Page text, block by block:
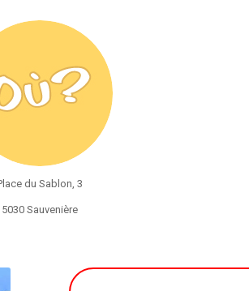
du Sablon, 3
5030 Sauvenière